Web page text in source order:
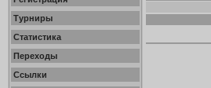
Турниры
Статистика
Переходы
Ссылки